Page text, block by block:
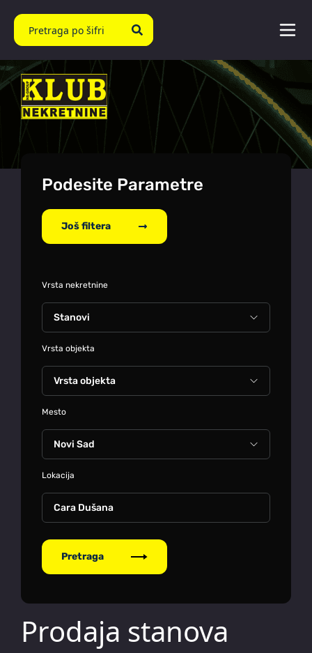
Podesite Parametre
Još filtera
Vrsta nekretnine
Vrsta objekta
Mesto
Lokacija
Cara Dušana
Pretraga
Prodaja stanova